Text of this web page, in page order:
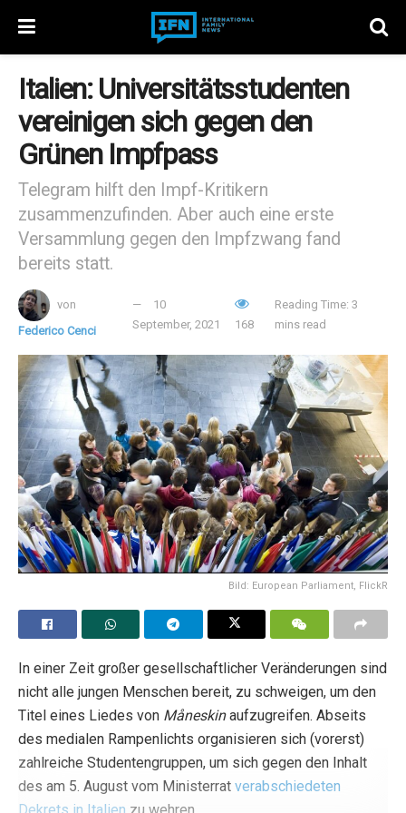
Italien: Universitätsstudenten
vereinigen sich gegen den
Grünen Impfpass
Telegram hilft den Impf-Kritikern
zusammenzufinden. Aber auch eine erste
Versammlung gegen den Impfzwang fand
bereits statt.
von
Federico Cenci
10
September, 2021
168
Reading Time: 3
mins read
Bild: European Parliament, FlickR
In einer Zeit großer gesellschaftlicher Veränderungen sind
nicht alle jungen Menschen bereit, zu schweigen, um den
Titel eines Liedes von Måneskinaufzugreifen. Abseits
des medialen Rampenlichts organisieren sich (vorerst)
zahlreiche Studentengruppen, um sich gegen den Inhalt
des am 5. August vom Ministerrat verabschiedeten